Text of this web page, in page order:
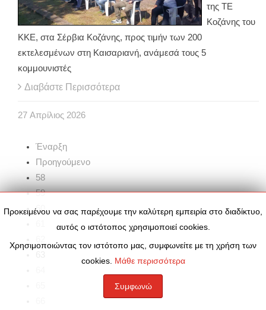
της ΤΕ
Κοζάνης του
ΚΚΕ, στα Σέρβια Κοζάνης, προς τιμήν των 200
εκτελεσμένων στη Καισαριανή, ανάμεσά τους 5
κομμουνιστές
Διαβάστε Περισσότερα
27 Απρίλιος 2026
Έναρξη
Προηγούμενο
58
59
60
Προκειμένου να σας παρέχουμε την καλύτερη εμπειρία στο διαδίκτυο,
αυτός ο ιστότοπος χρησιμοποιεί cookies.
Χρησιμοποιώντας τον ιστότοπο μας, συμφωνείτε με τη χρήση των
cookies. Μάθε περισσότερα
Συμφωνώ